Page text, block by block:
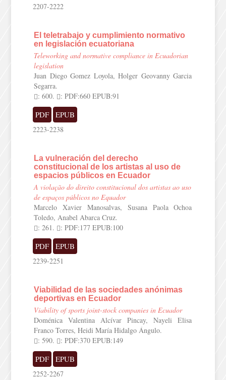
2207-2222
El teletrabajo y cumplimiento normativo
en legislación ecuatoriana
Teleworking and normative compliance in Ecuadorian
legislation
Juan Diego Gomez Loyola, Holger Geovanny Garcia
Segarra.
: 600.
: PDF:660 EPUB:91
PDF EPUB
2223-2238
La vulneración del derecho
constitucional de los artistas al uso de
espacios públicos en Ecuador
A violação do direito constitucional dos artistas ao uso
de espaços públicos no Equador
Marcelo Xavier Manosalvas, Susana Paola Ochoa
Toledo, Anabel Abarca Cruz.
: 261.
: PDF:177 EPUB:100
PDF EPUB
2239-2251
Viabilidad de las sociedades anónimas
deportivas en Ecuador
Viability of sports joint-stock companies in Ecuador
Doménica Valentina Alcívar Pincay, Nayeli Elisa
Franco Torres, Heidi María Hidalgo Ángulo.
: 590.
: PDF:370 EPUB:149
PDF EPUB
2252-2267